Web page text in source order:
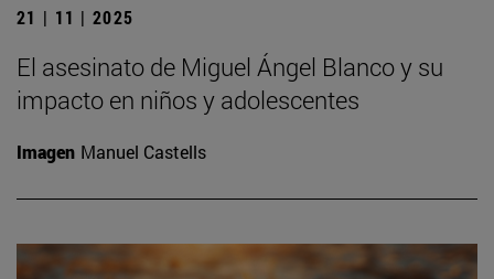
21 | 11 | 2025
El asesinato de Miguel Ángel Blanco y su
impacto en niños y adolescentes
Imagen Manuel Castells